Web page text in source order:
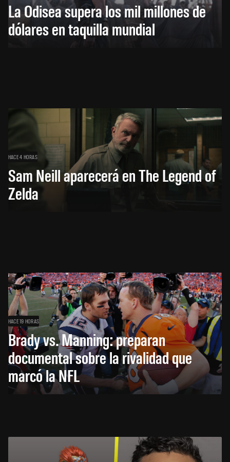
La Odisea supera los mil millones de
dólares en taquilla mundial
HACE 4 HORAS
Sam Neill aparecerá en The Legend of
Zelda
HACE 19 HORAS
Brady vs. Manning: preparan
documental sobre la rivalidad que
marcó la NFL